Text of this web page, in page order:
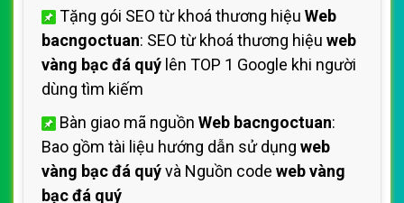
Tặng gói SEO từ khoá thương hiệu Web
bacngoctuan: SEO từ khoá thương hiệu web
vàng bạc đá quý lên TOP 1 Google khi người
dùng tìm kiếm
Bàn giao mã nguồn Web bacngoctuan:
Bao gồm tài liệu hướng dẫn sử dụng web
vàng bạc đá quývà Nguồn code web vàng
bạc đá quý